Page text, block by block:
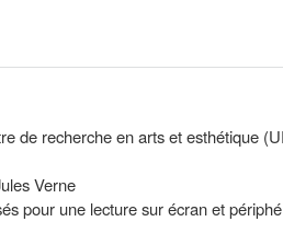
de recherche en arts et esthétique
Verne
pour une lecture sur écran et